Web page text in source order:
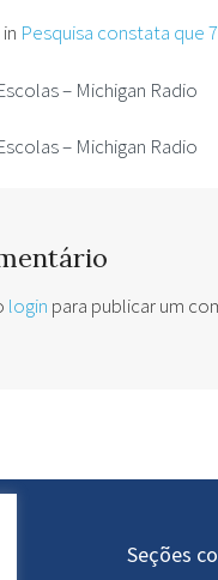
in Pesquisa constata que
– Michigan Radio
– Michigan Radio
login para publicar um
Seções